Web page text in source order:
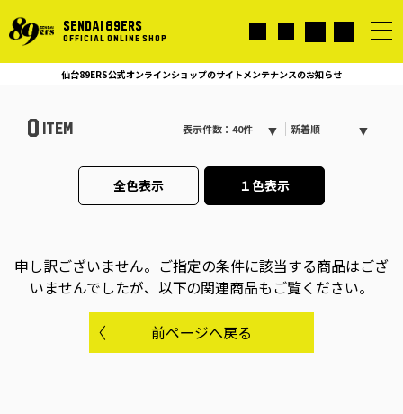
SENDAI 89ERS
OFFICIAL ONLINE SHOP
仙台89ERS公式オンラインショップのサイトメンテナンスのお知らせ
0 ITEM 表示件数：40件 新着順
全色表示 １色表示
申し訳ございません。 ご指定の条件に該当する商品はござ
いませんでしたが、以下の関連商品もご覧ください。
前ページへ戻る